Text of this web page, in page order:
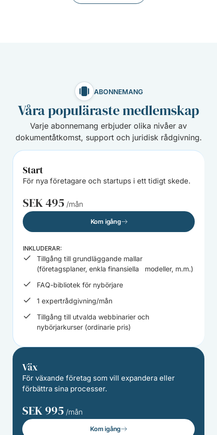
ABONNEMANG
Våra populäraste medlemskap
Varje abonnemang erbjuder olika nivåer av
dokumentåtkomst, support och juridisk rådgivning.
Start
För nya företagare och startups i ett tidigt skede.
SEK 495 /mån
Kom igång
INKLUDERAR:
Tillgång till grundläggande mallar
(företagsplaner, enkla finansiella modeller, m.m.)
FAQ-bibliotek för nybörjare
1 expertrådgivning/mån
Tillgång till utvalda webbinarier och
nybörjarkurser (ordinarie pris)
Väx
För växande företag som vill expandera eller
förbättra sina processer.
SEK 995 /mån
Kom igång